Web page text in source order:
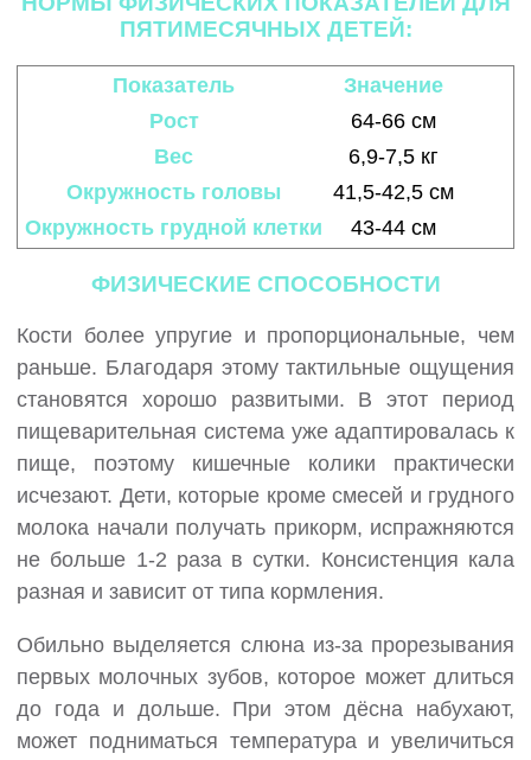
ПЯТИМЕСЯЧНЫХ ДЕТЕЙ:
Показатель
Значение
Рост
64-66 см
Вес
6,9-7,5 кг
Окружность головы
41,5-42,5 см
Окружность грудной клетки
43-44 см
ФИЗИЧЕСКИЕ СПОСОБНОСТИ
Кости более упругие и пропорциональные, чем
раньше. Благодаря этому тактильные ощущения
становятся хорошо развитыми. В этот период
пищеварительная система уже адаптировалась к
пище, поэтому кишечные колики практически
исчезают. Дети, которые кроме смесей и грудного
молока начали получать прикорм, испражняются
не больше 1-2 раза в сутки. Консистенция кала
разная и зависит от типа кормления.
Обильно выделяется слюна из-за прорезывания
первых молочных зубов, которое может длиться
до года и дольше. При этом дёсна набухают,
может подниматься температура и увеличиться